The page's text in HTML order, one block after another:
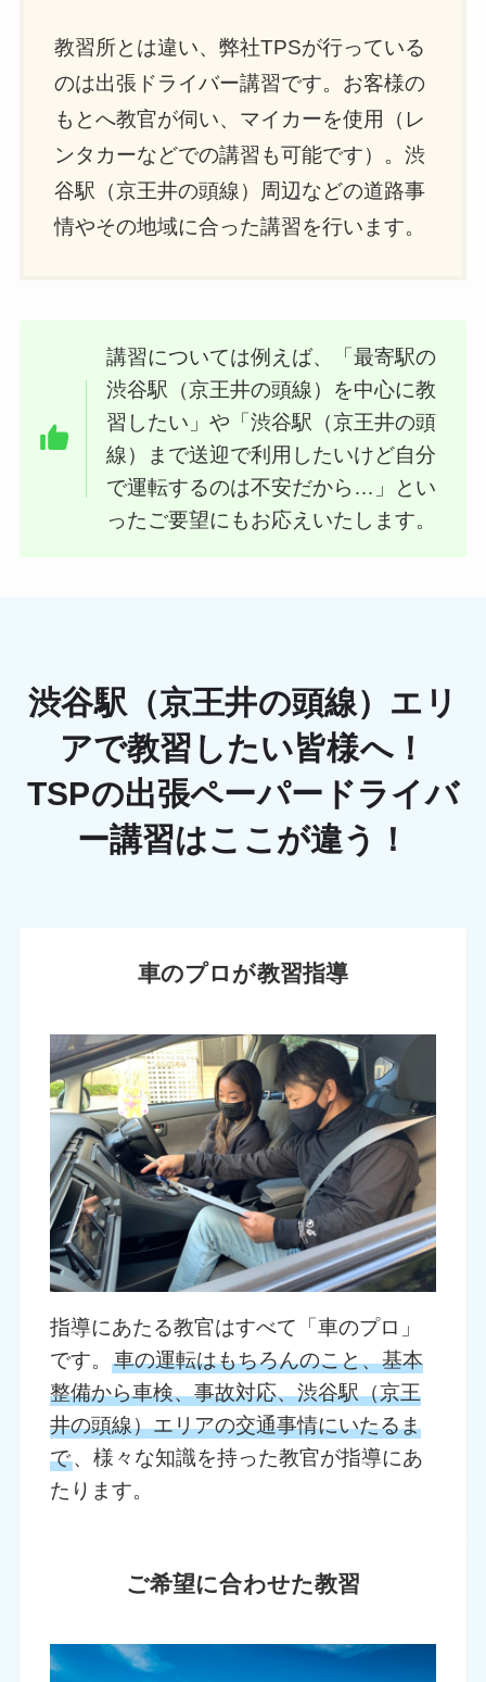
教習所とは違い、弊社TPSが行っている
のは出張ドライバー講習です。お客様の
もとへ教官が伺い、マイカーを使用（レ
ンタカーなどでの講習も可能です）。渋
谷駅（京王井の頭線）周辺などの道路事
情やその地域に合った講習を行います。
講習については例えば、「最寄駅の
渋谷駅（京王井の頭線）を中心に教
習したい」や「渋谷駅（京王井の頭
線）まで送迎で利用したいけど自分
で運転するのは不安だから…」とい
ったご要望にもお応えいたします。
渋谷駅（京王井の頭線）エリ
アで教習したい皆様へ！
TSPの出張ペーパードライバ
ー講習はここが違う！
車のプロが教習指導
指導にあたる教官はすべて「車のプロ」
です。車の運転はもちろんのこと、基本
整備から車検、事故対応、渋谷駅（京王
井の頭線）エリアの交通事情にいたるま
で、様々な知識を持った教官が指導にあ
たります。
ご希望に合わせた教習